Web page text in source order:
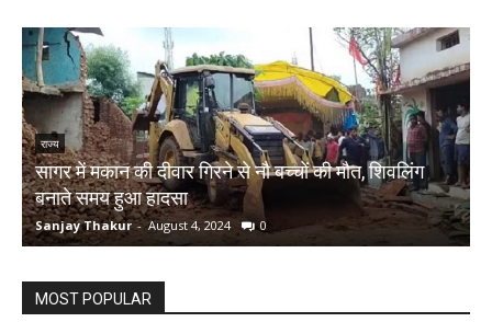
राज्य
सागर में मकान की दीवार गिरने से नौ बच्चों की मौत, शिवलिंग
बनाते समय हुआ हादसा
Sanjay Thakur - August 4, 2024 0
MOST POPULAR